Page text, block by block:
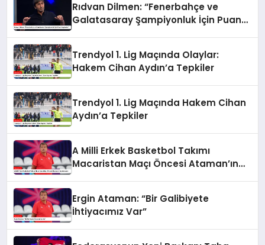
Rıdvan Dilmen: “Fenerbahçe ve
Galatasaray Şampiyonluk İçin Puan
Trendyol 1. Lig Maçında Olaylar:
Hakem Cihan Aydın’a Tepkiler
Trendyol 1. Lig Maçında Hakem Cihan
Aydın’a Tepkiler
A Milli Erkek Basketbol Takımı
Macaristan Maçı Öncesi Ataman’ın
Ergin Ataman: “Bir Galibiyete
İhtiyacımız Var”